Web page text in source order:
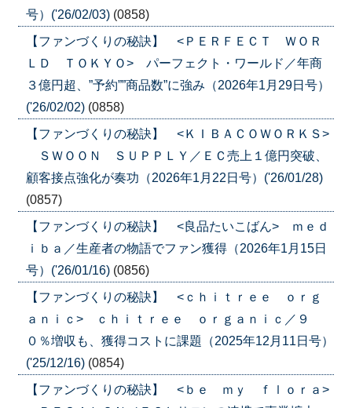
号）('26/02/03) (0858)
【ファンづくりの秘訣】 <ＰＥＲＦＥＣＴ ＷＯＲ
ＬＤ ＴＯＫＹＯ> パーフェクト・ワールド／年商
３億円超、”予約””商品数”に強み（2026年1月29日号）
('26/02/02) (0858)
【ファンづくりの秘訣】 <ＫＩＢＡＣＯＷＯＲＫＳ>
ＳＷＯＯＮ ＳＵＰＰＬＹ／ＥＣ売上１億円突破、
顧客接点強化が奏功（2026年1月22日号）('26/01/28)
(0857)
【ファンづくりの秘訣】 <良品たいこばん> ｍｅｄ
ｉｂａ／生産者の物語でファン獲得（2026年1月15日
号）('26/01/16) (0856)
【ファンづくりの秘訣】 <ｃｈｉｔｒｅｅ ｏｒｇ
ａｎｉｃ> ｃｈｉｔｒｅｅ ｏｒｇａｎｉｃ／９
０％増収も、獲得コストに課題（2025年12月11日号）
('25/12/16) (0854)
【ファンづくりの秘訣】 <ｂｅ ｍｙ ｆｌｏｒａ>